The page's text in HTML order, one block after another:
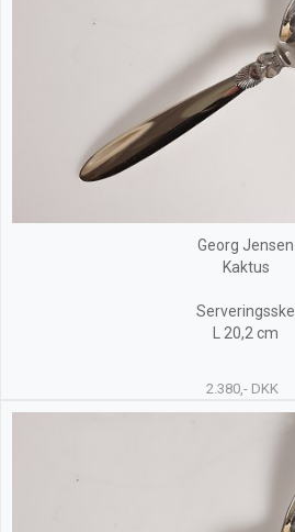
Georg Jensen
Kaktus
Serveringsske
L 20,2 cm
2.380,- DKK